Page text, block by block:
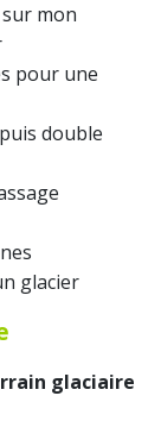
mon
pour une
double
glacier
glaciaire